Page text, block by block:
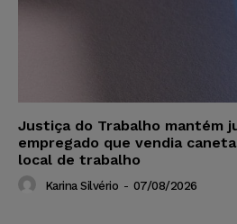
Justiça do Trabalho mantém
empregado que vendia
local de trabalho
Karina Silvério - 07/08/2026